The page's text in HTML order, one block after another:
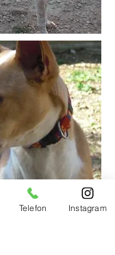
Übersicht
Telefon Instagram